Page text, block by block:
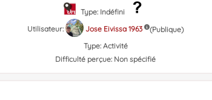
Type: Indéfini
Utilisateur:
Jose Eivissa 1963
(Publique)
Type: Activité
Difficulté perçue: Non spécifié